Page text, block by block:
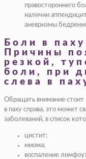
правостороннего
наличии
аневризмы
Боли в
Причины
резкой,
боли, при
слева в
Обращать внимание стоит
в паху справа, это может
заболеваний, в список
цистит;
миома;
воспаление